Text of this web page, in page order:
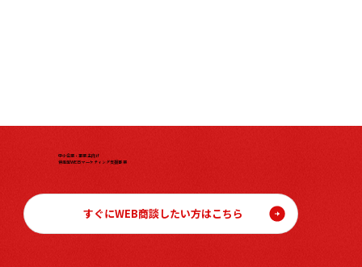
中小企業・事業主向け
伴走型WEBマーケティング支援事業
すぐにWEB商談したい方はこちら